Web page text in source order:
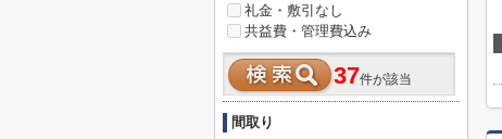
礼金・敷引なし
共益費・管理費込み
37件が該当
間取り